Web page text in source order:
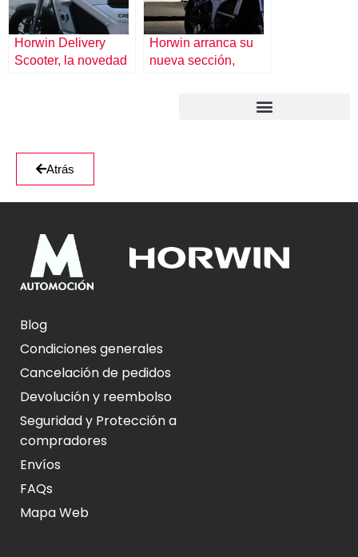
Horwin Delivery
Scooter, la novedad
Horwin arranca su
nueva sección,
Atrás
Blog
Condiciones generales
Cancelación de pedidos
Devolución y reembolso
Seguridad y Protección a
compradores
Envíos
FAQs
Mapa Web